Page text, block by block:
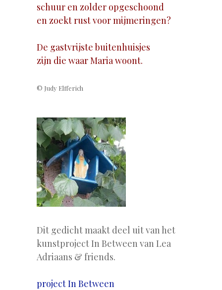
schuur en zolder opgeschoond
en zoekt rust voor mijmeringen?
De gastvrijste buitenhuisjes
zijn die waar Maria woont.
© Judy Elfferich
Dit gedicht maakt deel uit van het
kunstproject In Between van Lea
Adriaans & friends.
project In Between